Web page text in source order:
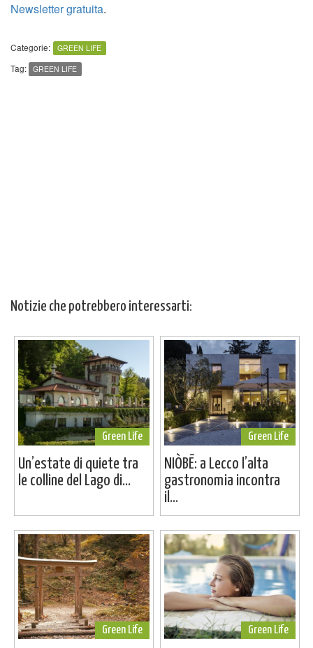
Newsletter gratuita.
Categorie: GREEN LIFE
Tag: GREEN LIFE
Notizie che potrebbero interessarti:
Green Life
Un’estate di quiete tra
le colline del Lago di...
Green Life
NIÒBĒ: a Lecco l’alta
gastronomia incontra
il...
Green Life Green Life